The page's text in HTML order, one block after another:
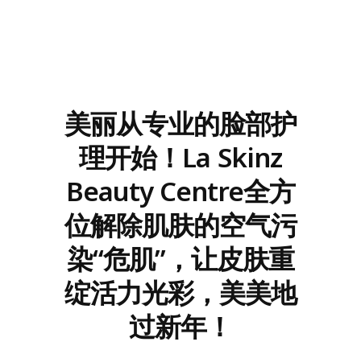
美丽从专业的脸部护
理开始！La Skinz
Beauty Centre全方
位解除肌肤的空气污
染“危肌”，让皮肤重
绽活力光彩，美美地
过新年！